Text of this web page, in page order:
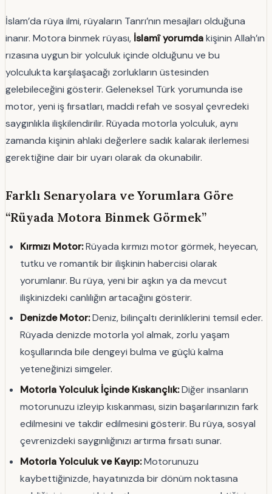
İslam’da rüya ilmi, rüyaların Tanrı’nın mesajları olduğuna
inanır. Motora binmek rüyası, İslamî yorumdakişinin Allah’ın
rızasına uygun bir yolculuk içinde olduğunu ve bu
yolculukta karşılaşacağı zorlukların üstesinden
gelebileceğini gösterir. Geleneksel Türk yorumunda ise
motor, yeni iş fırsatları, maddi refah ve sosyal çevredeki
saygınlıkla ilişkilendirilir. Rüyada motorla yolculuk, aynı
zamanda kişinin ahlaki değerlere sadık kalarak ilerlemesi
gerektiğine dair bir uyarı olarak da okunabilir.
Farklı Senaryolara ve Yorumlara Göre
“Rüyada Motora Binmek Görmek”
Kırmızı Motor:Rüyada kırmızı motor görmek, heyecan,
tutku ve romantik bir ilişkinin habercisi olarak
yorumlanır. Bu rüya, yeni bir aşkın ya da mevcut
ilişkinizdeki canlılığın artacağını gösterir.
Denizde Motor:Deniz, bilinçaltı derinliklerini temsil eder.
Rüyada denizde motorla yol almak, zorlu yaşam
koşullarında bile dengeyi bulma ve güçlü kalma
yeteneğinizi simgeler.
Motorla Yolculuk İçinde Kıskançlık:Diğer insanların
motorunuzu izleyip kıskanması, sizin başarılarınızın fark
edilmesini ve takdir edilmesini gösterir. Bu rüya, sosyal
çevrenizdeki saygınlığınızı artırma fırsatı sunar.
Motorla Yolculuk ve Kayıp:Motorunuzu
kaybettiğinizde, hayatınızda bir dönüm noktasına